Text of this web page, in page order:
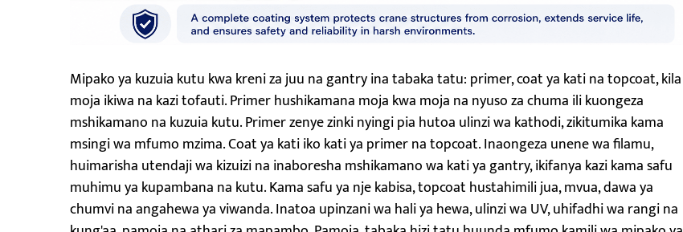
Mipako ya kuzuia kutu kwa kreni za juu na gantry ina tabaka tatu: primer, coat ya kati na topcoat, kila
moja ikiwa na kazi tofauti. Primer hushikamana moja kwa moja na nyuso za chuma ili kuongeza
mshikamano na kuzuia kutu. Primer zenye zinki nyingi pia hutoa ulinzi wa kathodi, zikitumika kama
msingi wa mfumo mzima. Coat ya kati iko kati ya primer na topcoat. Inaongeza unene wa filamu,
huimarisha utendaji wa kizuizi na inaboresha mshikamano wa kati ya gantry, ikifanya kazi kama safu
muhimu ya kupambana na kutu. Kama safu ya nje kabisa, topcoat hustahimili jua, mvua, dawa ya
chumvi na angahewa ya viwanda. Inatoa upinzani wa hali ya hewa, ulinzi wa UV, uhifadhi wa rangi na